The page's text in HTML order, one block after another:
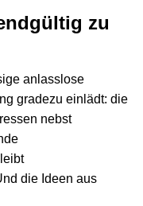
zu
anlasslose
gradezu einlädt: die
nebst
die Ideen aus